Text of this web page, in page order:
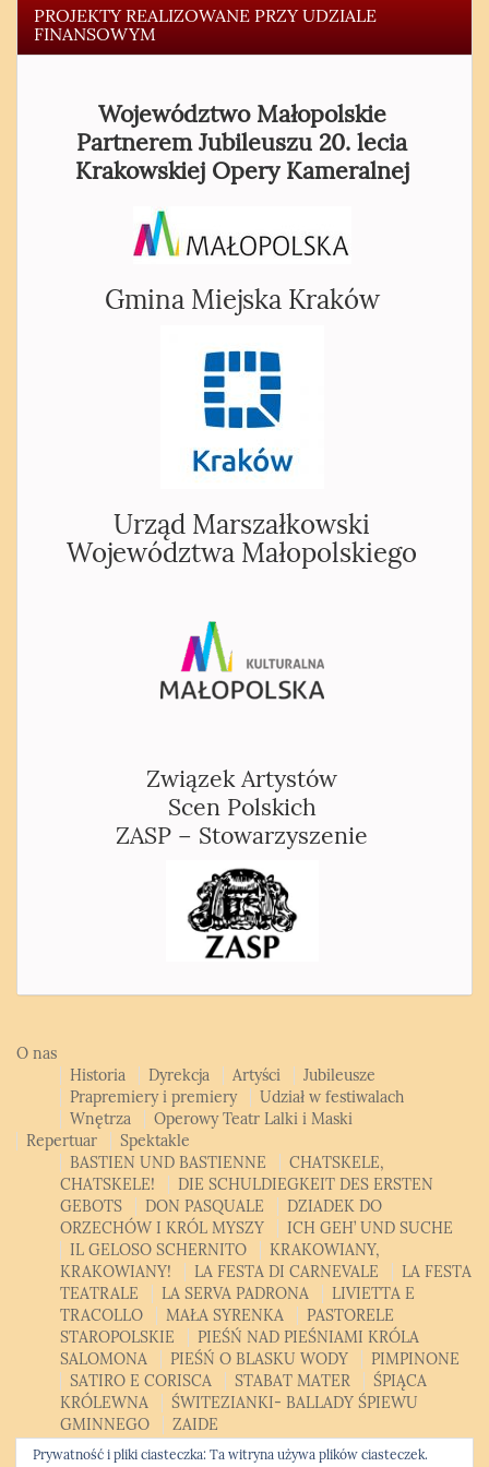
PROJEKTY REALIZOWANE PRZY UDZIALE
FINANSOWYM
Województwo Małopolskie
Partnerem Jubileuszu 20. lecia
Krakowskiej Opery Kameralnej
Gmina Miejska Kraków
Urząd Marszałkowski
Województwa Małopolskiego
Związek Artystów
Scen Polskich
ZASP – Stowarzyszenie
O nas
Historia
Dyrekcja Artyści
Jubileusze
Prapremiery i premiery
Udział w festiwalach
Wnętrza
Operowy Teatr Lalki i Maski
Repertuar
Spektakle
BASTIEN UND BASTIENNE
CHATSKELE,
CHATSKELE!
DIE SCHULDIEGKEIT DES ERSTEN
GEBOTS
DON PASQUALE
DZIADEK DO
ORZECHÓW I KRÓL MYSZY
ICH GEH’ UND SUCHE
IL GELOSO SCHERNITO
KRAKOWIANY,
KRAKOWIANY!
LA FESTA DI CARNEVALE
LA FESTA
TEATRALE
LA SERVA PADRONA
LIVIETTA E
TRACOLLO
MAŁA SYRENKA
PASTORELE
STAROPOLSKIE
PIEŚŃ NAD PIEŚNIAMI KRÓLA
SALOMONA
PIEŚŃ O BLASKU WODY
PIMPINONE
SATIRO E CORISCA
STABAT MATER
ŚPIĄCA
KRÓLEWNA
ŚWITEZIANKI- BALLADY ŚPIEWU
GMINNEGO
ZAIDE
Patroni, sponsorzy, partnerzy
Bilety Kontakt
Prywatność i pliki ciasteczka: Ta witryna używa plików ciasteczek.